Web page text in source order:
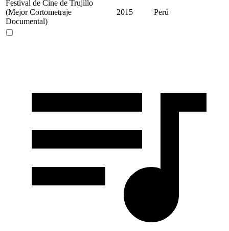
Festival de Cine de Trujillo
(Mejor Cortometraje
Documental)
2015 Perú